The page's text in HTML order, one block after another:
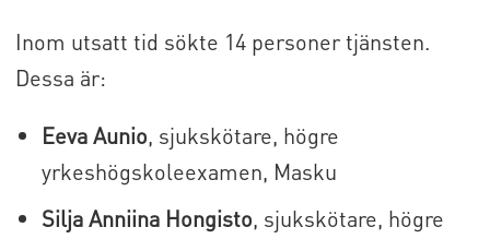
Inom utsatt tid sökte 14 personer tjänsten.
Dessa är:
Eeva Aunio, sjukskötare, högre
yrkeshögskoleexamen, Masku
Silja Anniina Hongisto, sjukskötare, högre